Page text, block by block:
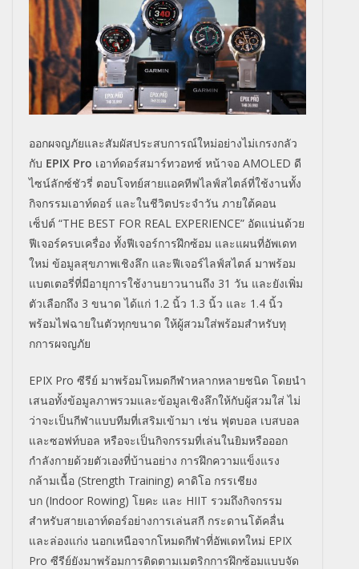
ออกผจญภัยและสัมผัสประสบการณ์ใหม่อย่างไม่เกรงกลัว
กับ EPIX Pro เอาท์ดอร์สมาร์ทวอทช์ หน้าจอ AMOLED ดี
ไซน์ลักซ์ชัวรี่ ตอบโจทย์สายแอคทีฟไลฟ์สไตล์ที่ใช้งานทั้ง
กิจกรรมเอาท์ดอร์ และในชีวิตประจำวัน ภายใต้คอน
เซ็ปต์ “THE BEST FOR REAL EXPERIENCE” อัดแน่นด้วย
ฟีเจอร์ครบเครื่อง ทั้งฟีเจอร์การฝึกซ้อม และแผนที่อัพเดท
ใหม่ ข้อมูลสุขภาพเชิงลึก และฟีเจอร์ไลฟ์สไตล์ มาพร้อม
แบตเตอรี่ที่มีอายุการใช้งานยาวนานถึง 31 วัน และยังเพิ่ม
ตัวเลือกถึง 3 ขนาด ได้แก่ 1.2 นิ้ว 1.3 นิ้ว และ 1.4 นิ้ว
พร้อมไฟฉายในตัวทุกขนาด ให้ผู้สวมใส่พร้อมสำหรับทุ
กการผจญภัย
EPIX Pro ซีรีย์ มาพร้อมโหมดกีฬาหลากหลายชนิด โดยนำ
เสนอทั้งข้อมูลภาพรวมและข้อมูลเชิงลึกให้กับผู้สวมใส่ ไม่
ว่าจะเป็นกีฬาแบบทีมที่เสริมเข้ามา เช่น ฟุตบอล เบสบอล
และซอฟท์บอล หรือจะเป็นกิจกรรมที่เล่นในยิมหรือออก
กำลังกายด้วยตัวเองที่บ้านอย่าง การฝึกความแข็งแรง
กล้ามเนื้อ (Strength Training) คาดิโอ กรรเชียง
บก (Indoor Rowing) โยคะ และ HIIT รวมถึงกิจกรรม
สำหรับสายเอาท์ดอร์อย่างการเล่นสกี กระดานโต้คลื่น
และล่องแก่ง นอกเหนือจากโหมดกีฬาที่อัพเดทใหม่ EPIX
Pro ซีรีย์ยังมาพร้อมการติดตามเมตริกการฝึกซ้อมแบบจัด